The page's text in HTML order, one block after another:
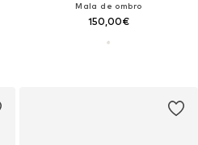
Mala de ombro
150,00€